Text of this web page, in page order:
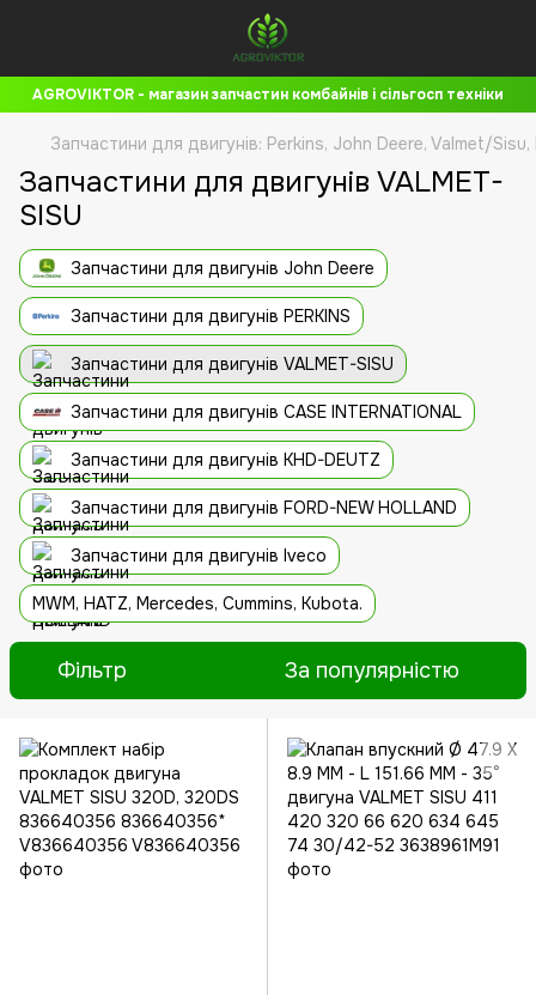
AGROVIKTOR - магазин запчастин комбайнів і сільгосп техніки
Запчастини для двигунів: Perkins, John Deere, Valmet/
Запчастини для двигунів VALMET-
SISU
Запчастини для двигунів John Deere
Запчастини для двигунів PERKINS
Запчастини для двигунів VALMET-SISU
Запчастини для двигунів CASE INTERNATIONAL
Запчастини для двигунів KHD-DEUTZ
Запчастини для двигунів FORD-NEW HOLLAND
Запчастини для двигунів Iveco
MWM, HATZ, Mercedes, Cummins, Kubota.
Фільтр За популярністю